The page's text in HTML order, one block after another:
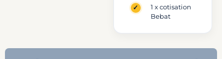
Bebat
1 x cotisation
Bebat